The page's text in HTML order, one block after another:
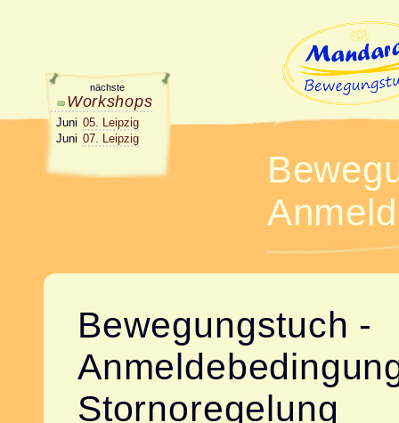
nächste
Workshops
Juni 05. Leipzig
Juni 07. Leipzig
Bewegungstuch -
Stornoregelung